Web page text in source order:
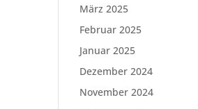
März 2025
Februar 2025
Januar 2025
Dezember 2024
November 2024